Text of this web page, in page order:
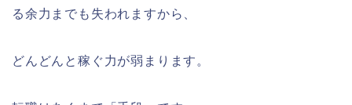
る余力までも失われますから、
どんどんと稼ぐ力が弱まります。